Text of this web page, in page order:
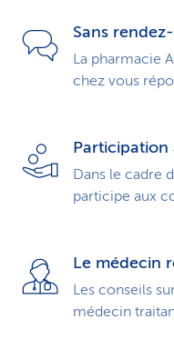
Sans
La pharmacie
chez vous
Participation
Dans le cadre
participe aux
Le médecin
Les conseils
médecin